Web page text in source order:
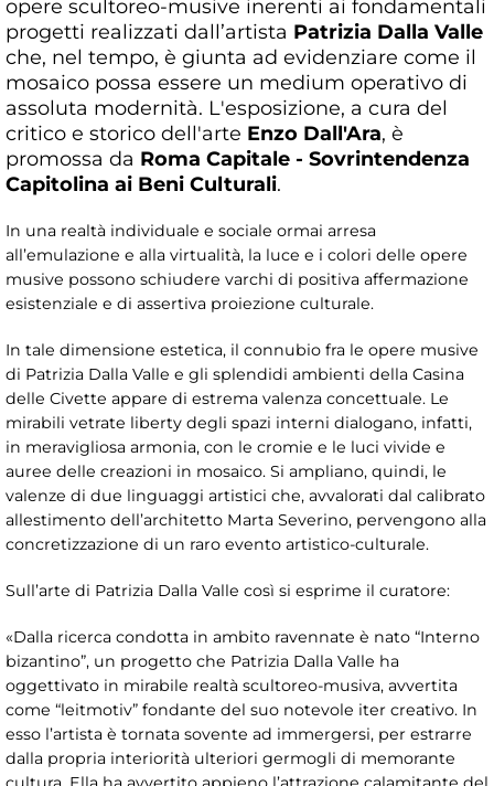
opere scultoreo-musive inerenti ai fondamentali
progetti realizzati dall’artista Patrizia Dalla Valle
che, nel tempo, è giunta ad evidenziare come il
mosaico possa essere un medium operativo di
assoluta modernità. L'esposizione, a cura del
critico e storico dell'arte Enzo Dall'Ara, è
promossa da Roma Capitale - Sovrintendenza
Capitolina ai Beni Culturali.
In una realtà individuale e sociale ormai arresa
all’emulazione e alla virtualità, la luce e i colori delle opere
musive possono schiudere varchi di positiva affermazione
esistenziale e di assertiva proiezione culturale.
In tale dimensione estetica, il connubio fra le opere musive
di Patrizia Dalla Valle e gli splendidi ambienti della Casina
delle Civette appare di estrema valenza concettuale. Le
mirabili vetrate liberty degli spazi interni dialogano, infatti,
in meravigliosa armonia, con le cromie e le luci vivide e
auree delle creazioni in mosaico. Si ampliano, quindi, le
valenze di due linguaggi artistici che, avvalorati dal calibrato
allestimento dell’architetto Marta Severino, pervengono alla
concretizzazione di un raro evento artistico-culturale.
Sull’arte di Patrizia Dalla Valle così si esprime il curatore:
«Dalla ricerca condotta in ambito ravennate è nato “Interno
bizantino”, un progetto che Patrizia Dalla Valle ha
oggettivato in mirabile realtà scultoreo-musiva, avvertita
come “leitmotiv” fondante del suo notevole iter creativo. In
esso l’artista è tornata sovente ad immergersi, per estrarre
dalla propria interiorità ulteriori germogli di memorante